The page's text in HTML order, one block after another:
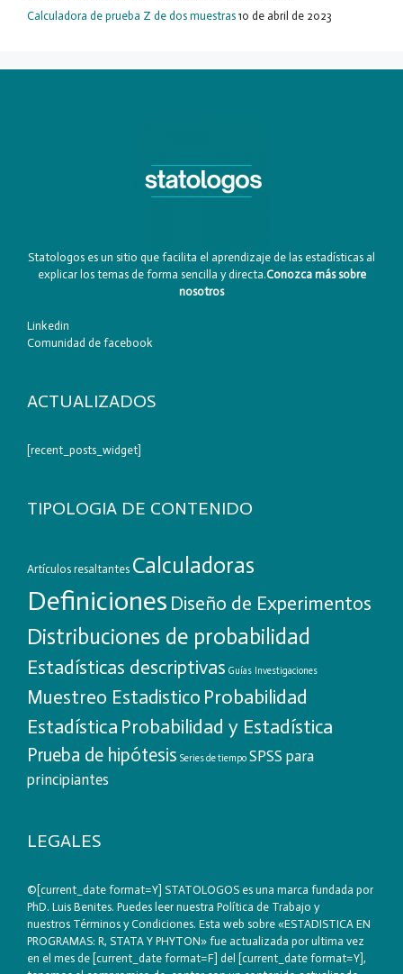
Calculadora de prueba Z de dos muestras 10 de abril de 2023
Statologos es un sitio que facilita el aprendizaje de las estadísticas al
explicar los temas de forma sencilla y directa.Conozca más sobre
nosotros
Linkedin
Comunidad de facebook
ACTUALIZADOS
[recent_posts_widget]
TIPOLOGIA DE CONTENIDO
Artículos resaltantes Calculadoras
Definiciones Diseño de Experimentos
Distribuciones de probabilidad
Estadísticas descriptivas Guías Investigaciones
Muestreo Estadistico Probabilidad
Estadística Probabilidad y Estadística
Prueba de hipótesis Series de tiempo SPSS para
principiantes
LEGALES
©[current_date format=Y] STATOLOGOS es una marca fundada por
PhD. Luis Benites. Puedes leer nuestra Política de Trabajo y
nuestros Términos y Condiciones. Esta web sobre «ESTADISTICA EN
PROGRAMAS: R, STATA Y PHYTON» fue actualizada por ultima vez
en el mes de [current_date format=F] del [current_date format=Y],